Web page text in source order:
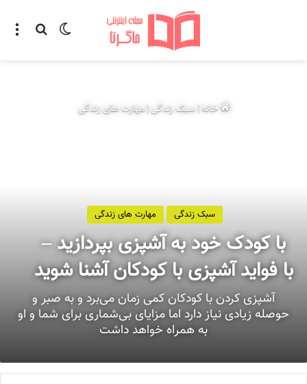
تغییر پوسته
خانه|سبک زندگی|مهارت های زندگی
سبک زندگی مهارت های زندگی
با کودک خود به آشپزی بپردازید –
با فواید آشپزی با کودکان آشنا شوید
آشپزی کردن با کودکان کمی زمان می‌برد و به صبر و
حوصله زیادی نیاز دارد اما مزایای بی‌شماری برای شما و او
به همراه خواهد داشت